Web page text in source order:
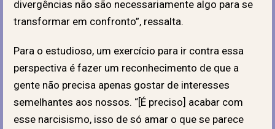
divergências não são necessariamente algo para se
transformar em confronto”, ressalta.
Para o estudioso, um exercício para ir contra essa
perspectiva é fazer um reconhecimento de que a
gente não precisa apenas gostar de interesses
semelhantes aos nossos. “[É preciso] acabar com
esse narcisismo, isso de só amar o que se parece